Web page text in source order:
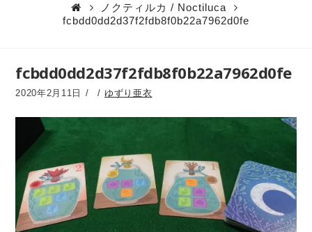
ス
ノクティルカ / Noctiluca
fcbdd0dd2d37f2fdb8f0b22a7962d0fe
fcbdd0dd2d37f2fdb8f0b22a7962d0fe
2020年2月11日 ゆずり亜衣